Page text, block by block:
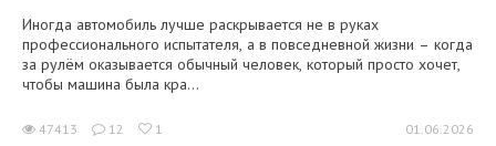
Иногда автомобиль лучше раскрывается не в руках
профессионального испытателя, а в повседневной жизни – когда
за рулём оказывается обычный человек, который просто хочет,
чтобы машина была кра...
47413 12 1 01.06.2026